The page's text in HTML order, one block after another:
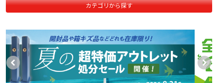
カテゴリから探す